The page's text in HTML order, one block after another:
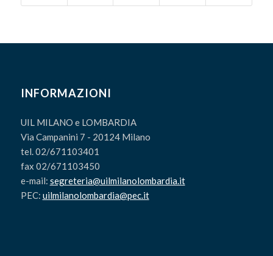
INFORMAZIONI
UIL MILANO e LOMBARDIA
Via Campanini 7 - 20124 Milano
tel. 02/671103401
fax 02/671103450
e-mail: segreteria@uilmilanolombardia.it
PEC: uilmilanolombardia@pec.it